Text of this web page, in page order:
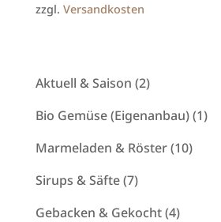
zzgl. Versandkosten
Aktuell & Saison 22
Produkte
Bio Gemüse (Eigenanbau) 11
Marmeladen & Röster 1010
Sirups & Säfte 77
Produkte
Gebacken & Gekocht 44